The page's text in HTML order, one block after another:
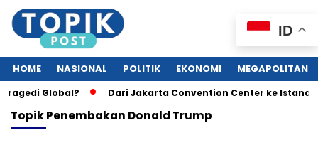
HOME NASIONAL POLITIK EKONOMI MEGAPOLITAN
Global? Dari Jakarta Convention Center ke Istana:
TopikPenembakan Donald Trump
ID